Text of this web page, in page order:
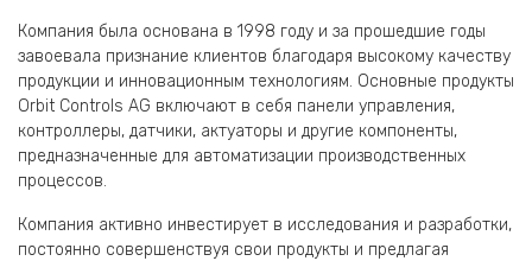
Компания была основана в 1998 году и за прошедшие годы
завоевала признание клиентов благодаря высокому качеству
продукции и инновационным технологиям. Основные продукты
Orbit Controls AG включают в себя панели управления,
контроллеры, датчики, актуаторы и другие компоненты,
предназначенные для автоматизации производственных
процессов.
Компания активно инвестирует в исследования и разработки,
постоянно совершенствуя свои продукты и предлагая